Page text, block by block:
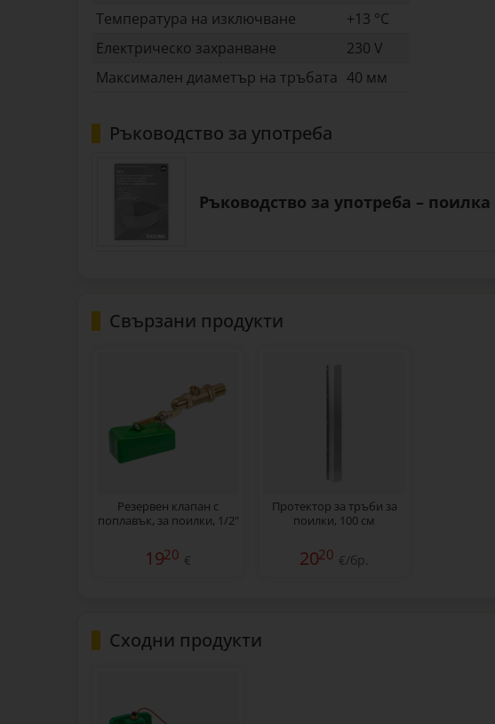
Температура на изключване
+13 °C
Електрическо захранване
230 V
Максимален диаметър на тръбата 40 мм
Ръководство за употреба
Ръководство за употреба –
Свързани продукти
Резервен клапан с
поплавък, за поилки, 1/2"
1920 €
Протектор за тръби за
поилки, 100 см
2020 €/бр.
Сходни продукти